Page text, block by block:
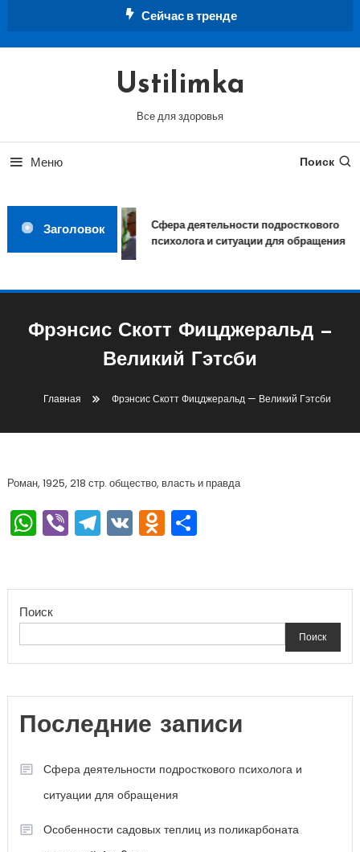
Сейчас в тренде
Ustilimka
Все для здоровья
Меню Поиск
Заголовок
Сфера деятельности подросткового
психолога и ситуации для обращения
Фрэнсис Скотт Фицджеральд —
Великий Гэтсби
Главная Фрэнсис Скотт Фицджеральд — Великий Гэтсби
Роман, 1925, 218 стр. общество, власть и правда
WhatsApp
ViberTelegram
VKOdnoklassniki
Отправить
Поиск
Поиск
Последние записи
Сфера деятельности подросткового психолога и
ситуации для обращения
Особенности садовых теплиц из поликарбоната